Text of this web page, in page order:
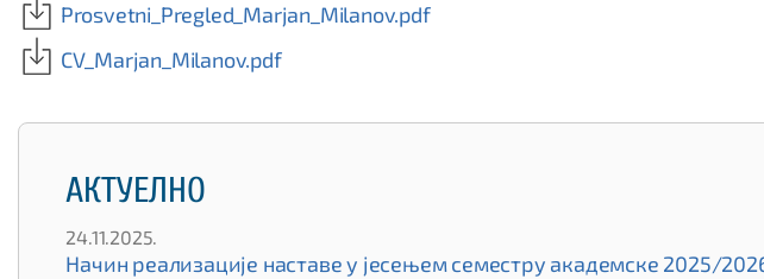
Prosvetni_Pregled_Marjan_Milanov.pdf
CV_Marjan_Milanov.pdf
АКТУЕЛНО
24.11.2025.
Начин реализације наставе у јесењем семестру академске 2025/